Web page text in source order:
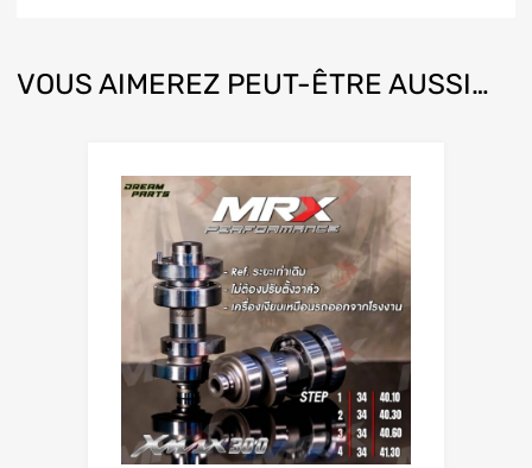
VOUS AIMEREZ PEUT-ÊTRE AUSSI…